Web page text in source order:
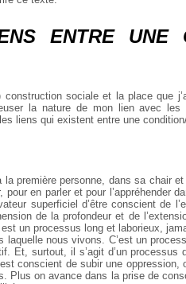
ENTRE UNE
sociale et la place que
la nature de mon lien avec les
liens qui existent entre une
la première personne, dans sa chair
pour en parler et pour l’appréhender
superficiel d’être conscient de
de la profondeur et de
un processus long et laborieux,
nous vivons. C’est un
Et, surtout, il s’agit d’un
conscient de subir une oppression,
Plus on avance dans la prise de